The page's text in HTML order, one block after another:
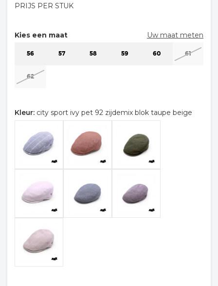
PRIJS PER STUK
Kies een maat Uw maat meten
56 57 58 59 60 61
62
Kleur: city sport ivy pet 92 zijdemix blok taupe beige